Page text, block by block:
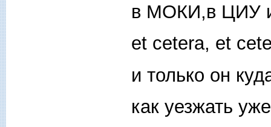
в МОКИ,в ЦИУ
et cetera, et
и только он
как уезжать